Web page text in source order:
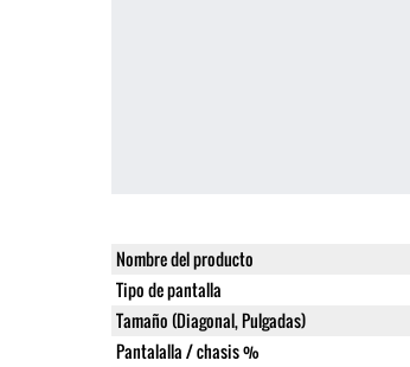
Nombre del producto
Tipo de pantalla
Tamaño (Diagonal, Pulgadas)
Pantalalla / chasis %